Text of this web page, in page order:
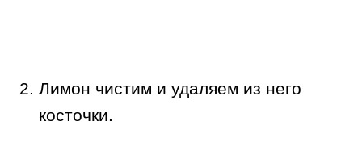
Лимон чистим и удаляем из него
косточки.